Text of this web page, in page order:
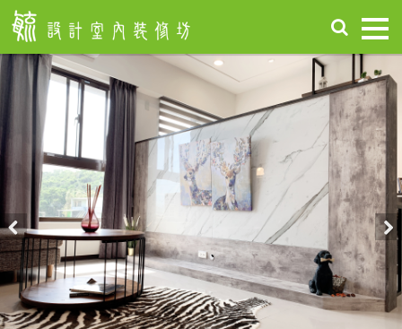
首
頁
關
毓
設
計
服
務
項
目
設
計
Previous